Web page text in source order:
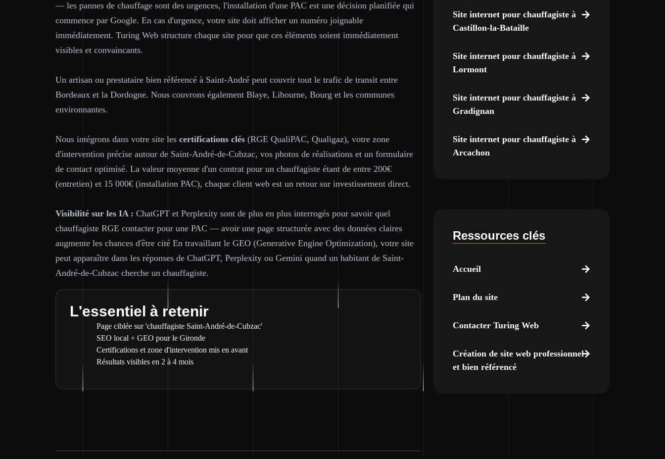
— les pannes de chauffage sont des urgences, l'installation d'une PAC est une décision planifiée qui
commence par Google. En cas d'urgence, votre site doit afficher un numéro joignable
immédiatement. Turing Web structure chaque site pour que ces éléments soient immédiatement
visibles et convaincants.
Un artisan ou prestataire bien référencé à Saint-André peut couvrir tout le trafic de transit entre
Bordeaux et la Dordogne. Nous couvrons également Blaye, Libourne, Bourg et les communes
environnantes.
Nous intégrons dans votre site les certifications clés (RGE QualiPAC, Qualigaz), votre zone
d'intervention précise autour de Saint-André-de-Cubzac, vos photos de réalisations et un formulaire
de contact optimisé. La valeur moyenne d'un contrat pour un chauffagiste étant de entre 200€
(entretien) et 15 000€ (installation PAC), chaque client web est un retour sur investissement direct.
Visibilité sur les IA : ChatGPT et Perplexity sont de plus en plus interrogés pour savoir quel
chauffagiste RGE contacter pour une PAC — avoir une page structurée avec des données claires
augmente les chances d'être cité En travaillant le GEO (Generative Engine Optimization), votre site
peut apparaître dans les réponses de ChatGPT, Perplexity ou Gemini quand un habitant de Saint-
André-de-Cubzac cherche un chauffagiste.
L'essentiel à retenir
Page ciblée sur 'chauffagiste Saint-André-de-Cubzac'
SEO local + GEO pour le Gironde
Certifications et zone d'intervention mis en avant
Résultats visibles en 2 à 4 mois
Site internet pour chauffagiste à
Castillon-la-Bataille
Site internet pour chauffagiste à
Lormont
Site internet pour chauffagiste à
Gradignan
Site internet pour chauffagiste à
Arcachon
Ressources clés
Accueil
Plan du site
Contacter Turing Web
Création de site web professionnel
et bien référencé